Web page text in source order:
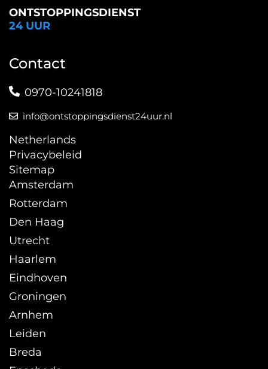
ONTSTOPPINGSDIENST
24 UUR
Contact
0970-10241818
info@ontstoppingsdienst24uur.nl
Netherlands
Privacybeleid
Sitemap
Amsterdam
Rotterdam
Den Haag
Utrecht
Haarlem
Eindhoven
Groningen
Arnhem
Leiden
Breda